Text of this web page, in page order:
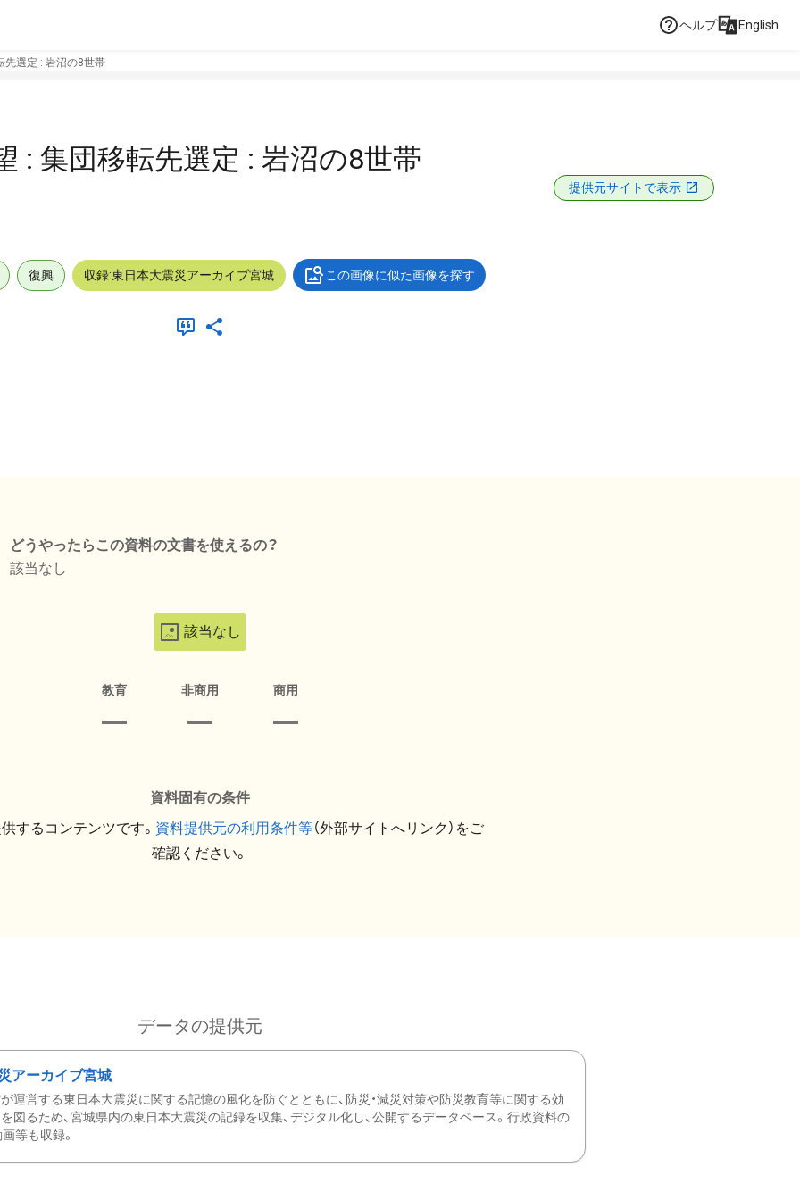
ヘルプ English
先選定 : 岩沼の8世帯
: 集団移転先選定 : 岩沼の8世帯
提供元サイトで表示
復興 収録:東日本大震災アーカイブ宮城 この画像に似た画像を探す
どうやったらこの資料の文書を使えるの？
該当なし
該当なし
教育 非商用 商用
資料固有の条件
するコンテンツです。 資料提供元の利用条件等（外部サイトへリンク）をご
確認ください。
データの提供元
アーカイブ宮城
運営する東日本大震災に関する記憶の風化を防ぐとともに、防災・減災対策や防災教育等に関する効
図るため、宮城県内の東日本大震災の記録を収集、デジタル化し、公開するデータベース。行政資料の
等も収録。